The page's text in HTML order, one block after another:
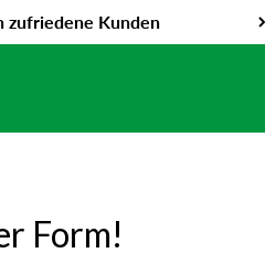
zufriedene Kunden
Form!